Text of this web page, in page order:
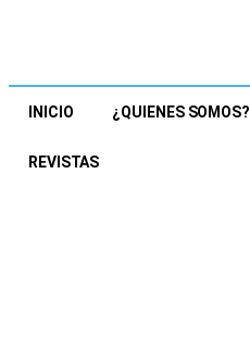
INICIO ¿QUIENES SOMOS?
REVISTAS